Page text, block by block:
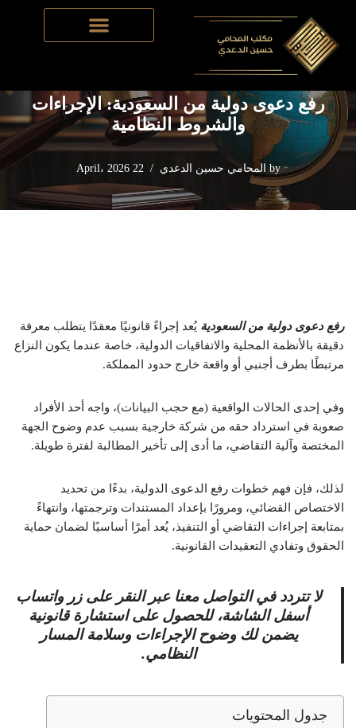
Skip
Home القضايا الدولية في السعودية-رفع دعوى دولية من
السعودية: الإجراءات والشروط النظامية
رفع دعوى دولية من السعودية: الإجراءات
والشروط النظامية
by المحامي حسين الدعدي 22 April، 2026
رفع دعوى دولية من السعودية يُعد إجراءً قانونيًا معقدًا يتطلب معرفة
دقيقة بالأنظمة المحلية والاتفاقيات الدولية، خاصة عندما يكون النزاع
مرتبطًا بطرف أجنبي أو واقعة خارج حدود المملكة.
وفي إحدى الحالات الواقعية (مع حجب البيانات)، واجه أحد الأفراد
صعوبة في استرداد حقه من شركة خارجية بسبب عدم وضوح الجهة
المختصة وآلية التقاضي، ما أدى إلى تأخير المطالبة لفترة طويلة.
لذلك، فإن فهم خطوات رفع الدعوى الدولية، بدءًا من تحديد
الاختصاص القضائي، ومرورًا بإعداد المستندات وترجمتها، وانتهاءً
بمتابعة إجراءات التقاضي أو التنفيذ، يُعد أمرًا أساسيًا لضمان حماية
الحقوق وتفادي التعقيدات القانونية.
لا تتردد في التواصل معنا عبر النقر على زر واتساب
أسفل الشاشة، للحصول على استشارة قانونية
يضمن لك وضوح الإجراءات وسلامة المسار
النظامي.
جدول المحتويات